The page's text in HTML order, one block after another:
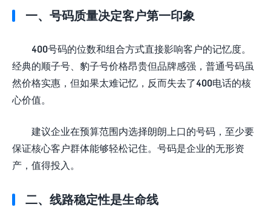
一、号码质量决定客户第一印象
400号码的位数和组合方式直接影响客户的记忆度。
经典的顺子号、豹子号价格昂贵但品牌感强，普通号码虽
然价格实惠，但如果太难记忆，反而失去了400电话的核
心价值。
建议企业在预算范围内选择朗朗上口的号码，至少要
保证核心客户群体能够轻松记住。号码是企业的无形资
产，值得投入。
二、线路稳定性是生命线